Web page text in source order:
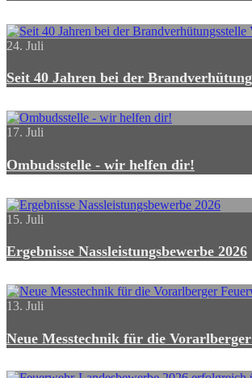
24. Juli
Seit 40 Jahren bei der
17. Juli
Ombudsstelle - wir helfen dir!
15. Juli
Ergebnisse Nassleistungsbewerbe 2026
13. Juli
Neue Messtechnik für die